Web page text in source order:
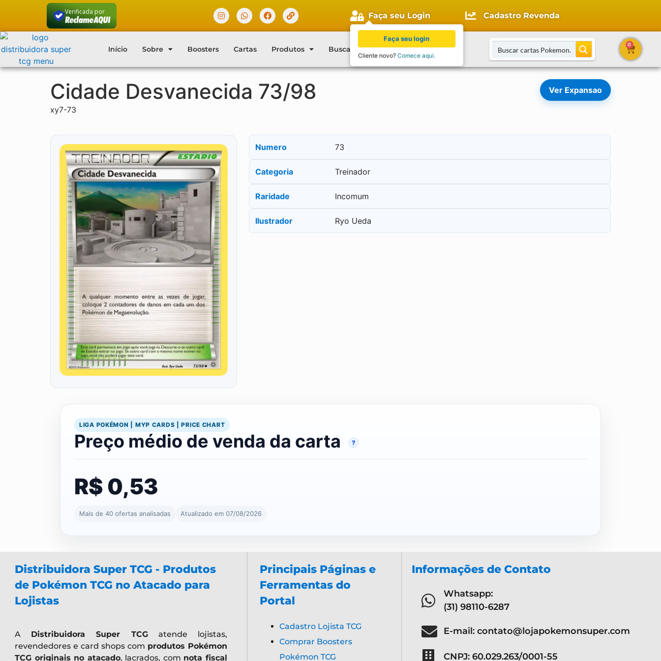
Verificada por Faça seu Login Cadastro Revenda
Início Sobre Boosters Cartas Produtos Buscar Cartas Blog Contato
0
Cidade Desvanecida 73/98
xy7-73
Ver Expansao
Numero 73
Categoria Treinador
Raridade Incomum
Ilustrador Ryo Ueda
LIGA POKÉMON | MYP CARDS | PRICE CHART
Preço médio de venda da carta ?
R$ 0,53
Mais de 40 ofertas analisadas Atualizado em 07/08/2026
Distribuidora Super TCG - Produtos
de Pokémon TCG no Atacado para
Lojistas
A Distribuidora Super TCGatende lojistas,
revendedores e card shops com produtos Pokémon
TCG originais no atacado, lacrados, com nota fiscal
Principais Páginas e
Ferramentas do
Portal
Cadastro Lojista TCG
Comprar Boosters
Pokémon TCG
Informações de Contato
Whatsapp:
(31) 98110-6287
E-mail: contato@lojapokemonsuper.com
CNPJ: 60.029.263/0001-55
Faça seu login
Cliente novo? Comece aqui.